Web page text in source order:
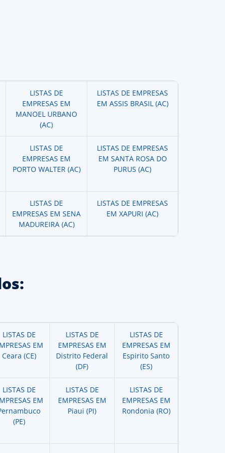
LISTAS DE
EMPRESAS EM
MANOEL URBANO
(AC)
LISTAS DE EMPRESAS
EM ASSIS BRASIL (AC)
LISTAS DE
EMPRESAS EM
PORTO WALTER (AC)
LISTAS DE EMPRESAS
EM SANTA ROSA DO
PURUS (AC)
LISTAS DE
EMPRESAS EM SENA
MADUREIRA (AC)
LISTAS DE EMPRESAS
EM XAPURI (AC)
LISTAS DE
EM
Ceara (CE)
LISTAS DE
EMPRESAS EM
Distrito Federal
(DF)
LISTAS DE
EMPRESAS EM
Espirito Santo
(ES)
LISTAS DE
EM
(PE)
LISTAS DE
EMPRESAS EM
Piaui (PI)
LISTAS DE
EMPRESAS EM
Rondonia (RO)